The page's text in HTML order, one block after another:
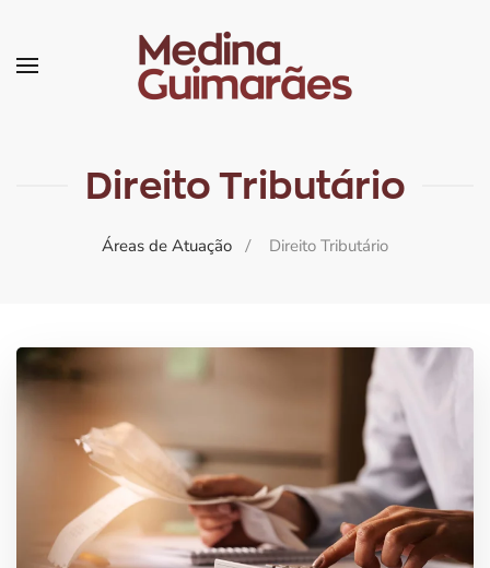
Direito Tributário
Áreas de Atuação Direito Tributário